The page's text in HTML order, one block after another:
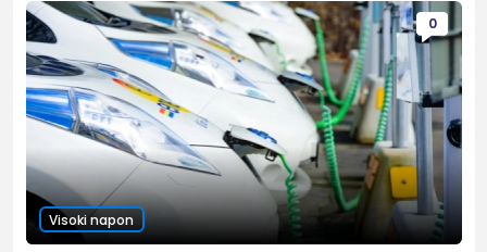
0
Visoki napon